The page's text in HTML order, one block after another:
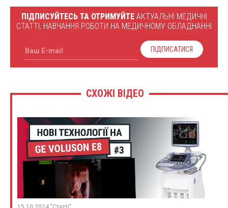
ПІДПИСУЙТЕСЬ ТА ОТРИМУЙТЕАКТУАЛЬНІ МЕДИЧНІ
СТАТТІ, НАВЧАННЯ РОБОТИ НА МЕДИЧНОМУ ОБЛАДНАННІ
Ваш E-mail ПІДПИСАТИСЯ
СХОЖІ ВІДЕО